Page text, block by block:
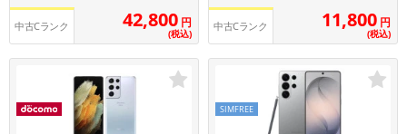
中古Cランク 42,800 円
(税込)
中古Cランク 11,800 円
(税込)
SIMFREE
ランク
商品状態の絞り込み
CPUの絞り込み